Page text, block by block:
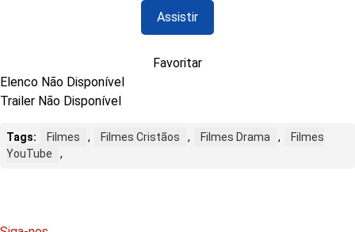
Assistir
Favoritar
Elenco Não Disponível
Trailer Não Disponível
Tags: Filmes , Filmes Cristãos , Filmes Drama ,
Filmes
YouTube
,